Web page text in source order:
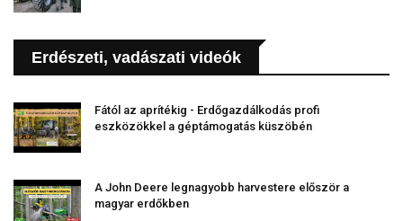
Erdészeti, vadászati videók
Fától az aprítékig - Erdőgazdálkodás profi
eszközökkel a géptámogatás küszöbén
A John Deere legnagyobb harvestere először a
magyar erdőkben